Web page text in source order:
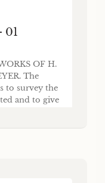
01
OF H.
The
to survey the
and to give
to